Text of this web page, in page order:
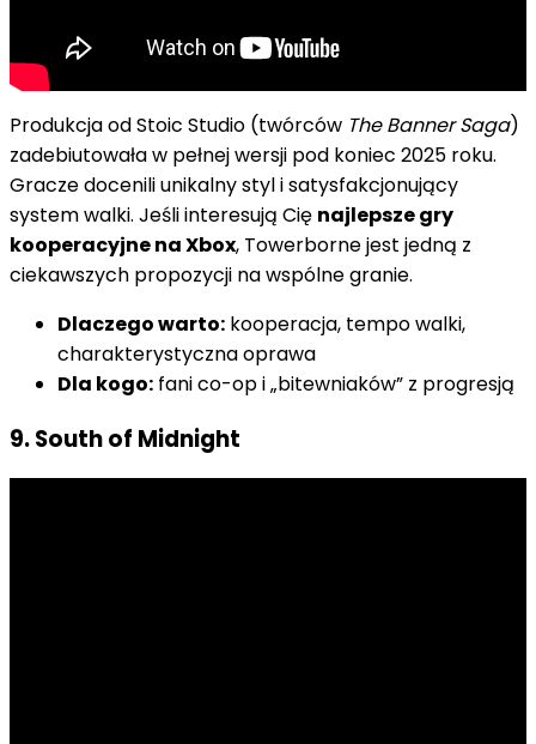
Produkcja od Stoic Studio (twórców The Banner Saga)
zadebiutowała w pełnej wersji pod koniec 2025 roku.
Gracze docenili unikalny styl i satysfakcjonujący
system walki. Jeśli interesują Cię najlepsze gry
kooperacyjne na Xbox, Towerborne jest jedną z
ciekawszych propozycji na wspólne granie.
Dlaczego warto: kooperacja, tempo walki,
charakterystyczna oprawa
Dla kogo: fani co-op i „bitewniaków” z progresją
9. South of Midnight